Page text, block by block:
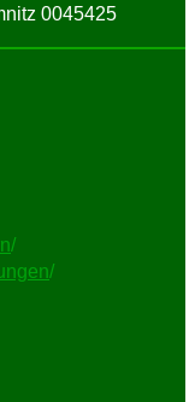
0045425
/
/